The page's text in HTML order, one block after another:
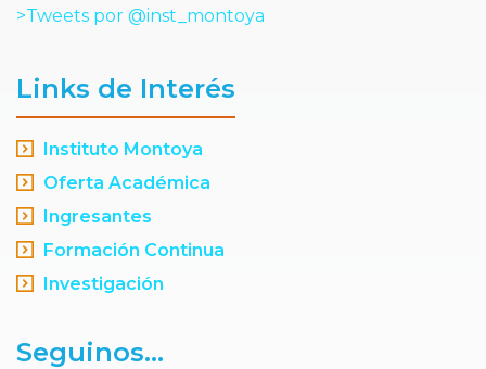
>Tweets por @inst_montoya
Links de Interés
Instituto Montoya
Oferta Académica
Ingresantes
Formación Continua
Investigación
Seguinos...